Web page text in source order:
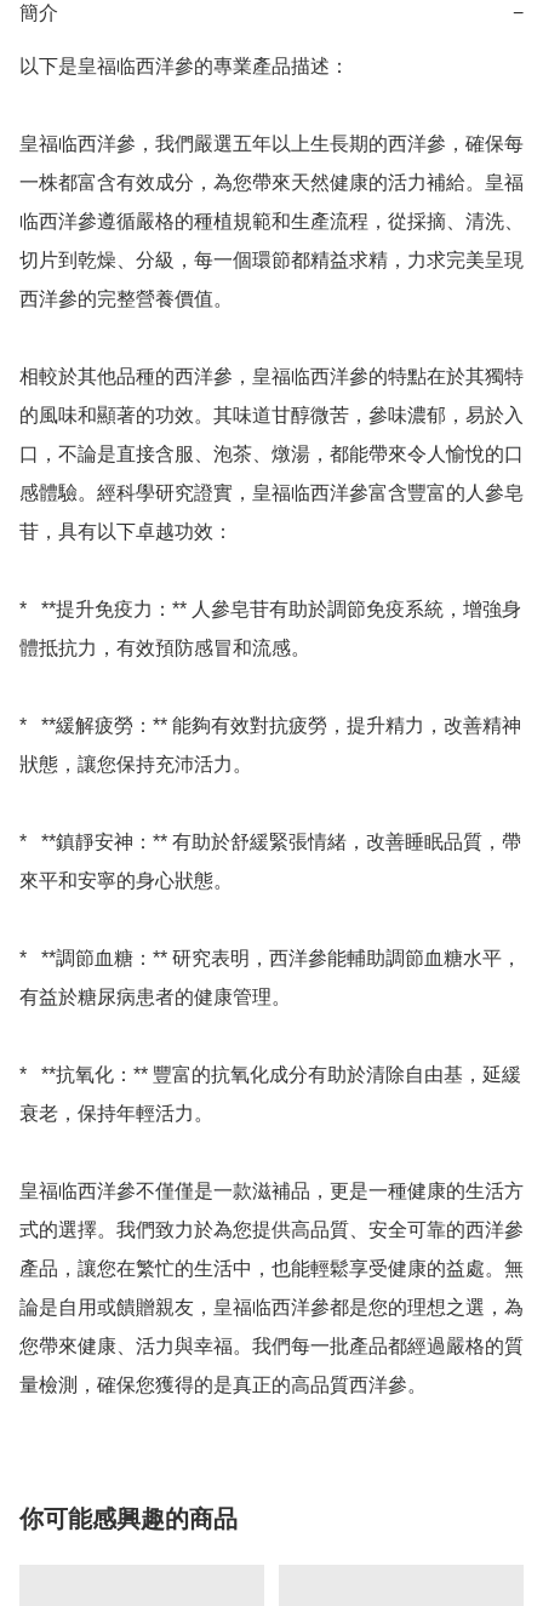
簡介 −
以下是皇福临西洋參的專業產品描述：
皇福临西洋參，我們嚴選五年以上生長期的西洋參，確保每
一株都富含有效成分，為您帶來天然健康的活力補給。皇福
临西洋參遵循嚴格的種植規範和生產流程，從採摘、清洗、
切片到乾燥、分級，每一個環節都精益求精，力求完美呈現
西洋參的完整營養價值。
相較於其他品種的西洋參，皇福临西洋參的特點在於其獨特
的風味和顯著的功效。其味道甘醇微苦，參味濃郁，易於入
口，不論是直接含服、泡茶、燉湯，都能帶來令人愉悅的口
感體驗。經科學研究證實，皇福临西洋參富含豐富的人參皂
苷，具有以下卓越功效：
*   **提升免疫力：** 人參皂苷有助於調節免疫系統，增強身
體抵抗力，有效預防感冒和流感。
*   **緩解疲勞：** 能夠有效對抗疲勞，提升精力，改善精神
狀態，讓您保持充沛活力。
*   **鎮靜安神：** 有助於舒緩緊張情緒，改善睡眠品質，帶
來平和安寧的身心狀態。
*   **調節血糖：** 研究表明，西洋參能輔助調節血糖水平，
有益於糖尿病患者的健康管理。
*   **抗氧化：** 豐富的抗氧化成分有助於清除自由基，延緩
衰老，保持年輕活力。
皇福临西洋參不僅僅是一款滋補品，更是一種健康的生活方
式的選擇。我們致力於為您提供高品質、安全可靠的西洋參
產品，讓您在繁忙的生活中，也能輕鬆享受健康的益處。無
論是自用或饋贈親友，皇福临西洋參都是您的理想之選，為
您帶來健康、活力與幸福。我們每一批產品都經過嚴格的質
你可能感興趣的商品